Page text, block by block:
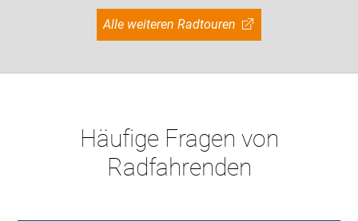
Alle weiteren Radtouren
Häufige Fragen von
Radfahrenden